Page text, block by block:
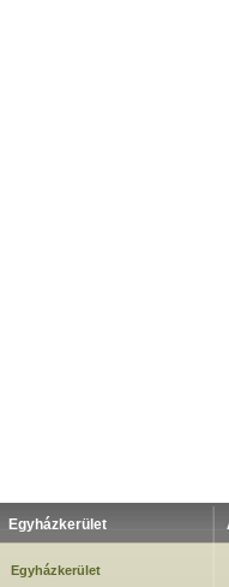
Egyházkerület
Egyházkerület